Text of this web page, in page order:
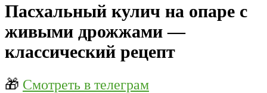
Пасхальный кулич на опаре с
живыми дрожжами —
классический рецепт
🎁 Смотреть в телеграм